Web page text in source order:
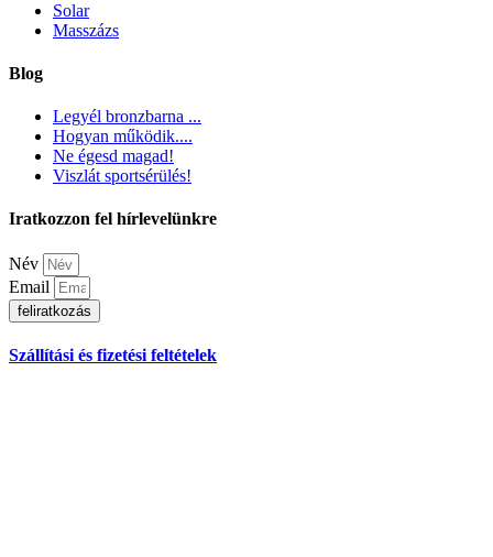
Solar
Masszázs
Blog
Legyél bronzbarna ...
Hogyan működik....
Ne égesd magad!
Viszlát sportsérülés!
Iratkozzon fel hírlevelünkre
Név
Email
feliratkozás
Szállítási és fizetési feltételek